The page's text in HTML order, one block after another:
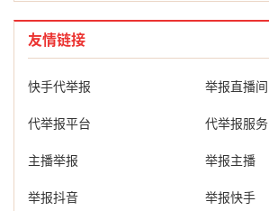
友情链接
快手代举报 举报直播间
代举报平台 代举报服务
主播举报 举报主播
举报抖音 举报快手